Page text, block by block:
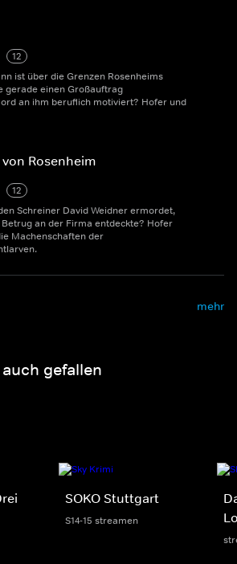
12
ist über die Grenzen Rosenheims
gerade einen Großauftrag
an ihm beruflich motiviert? Hofer und
Rosenheim
12
Schreiner David Weidner ermordet,
an der Firma entdeckte? Hofer
Machenschaften der
mehr
gefallen
SOKO Stuttgart
S14-15 streamen